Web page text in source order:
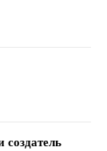
создатель